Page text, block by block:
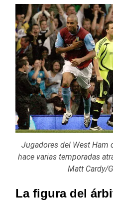
Jugadores del West Ham
hace varias temporadas
Matt Cardy/
La figura del